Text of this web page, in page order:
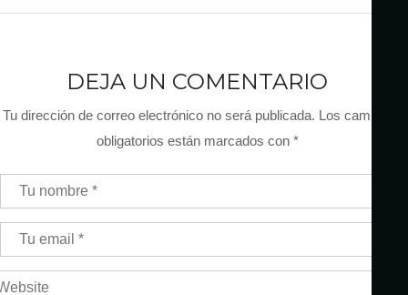
DEJA UN COMENTARIO
Tu dirección de correo electrónico no será publicada. Los campos
obligatorios están marcados con *